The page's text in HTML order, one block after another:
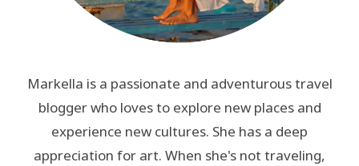
Markella is a passionate and adventurous travel
blogger who loves to explore new places and
experience new cultures. She has a deep
appreciation for art. When she's not traveling,